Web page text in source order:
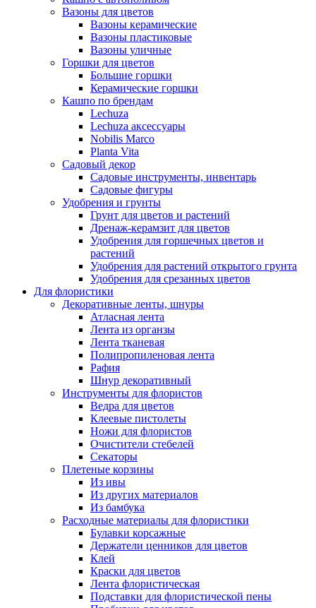
Вазоны для цветов
Вазоны керамические
Вазоны пластиковые
Вазоны уличные
Горшки для цветов
Большие горшки
Керамические горшки
Кашпо по брендам
Lechuza
Lechuza аксессуары
Nobilis Marco
Planta Vita
Садовый декор
Садовые инструменты, инвентарь
Садовые фигуры
Удобрения и грунты
Грунт для цветов и растений
Дренаж-керамзит для цветов
Удобрения для горшечных цветов и
растений
Удобрения для растений открытого грунта
Удобрения для срезанных цветов
Для флористики
Декоративные ленты, шнуры
Атласная лента
Лента из органзы
Лента тканевая
Полипропиленовая лента
Рафия
Шнур декоративный
Инструменты для флористов
Ведра для цветов
Клеевые пистолеты
Ножи для флористов
Очистители стебелей
Секаторы
Плетеные корзины
Из ивы
Из других материалов
Из бамбука
Расходные материалы для флористики
Булавки корсажные
Держатели ценников для цветов
Клей
Краски для цветов
Лента флористическая
Подставки для флористической пены